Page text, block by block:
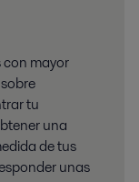
con mayor
tu
una
de tus
unas